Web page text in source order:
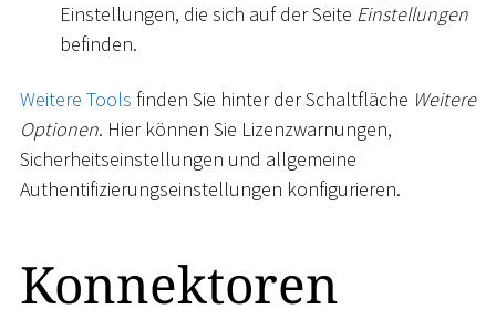
Einstellungen, die sich auf der Seite Einstellungen
befinden.
Weitere Tools finden Sie hinter der Schaltfläche Weitere
Optionen. Hier können Sie Lizenzwarnungen,
Sicherheitseinstellungen und allgemeine
Authentifizierungseinstellungen konfigurieren.
Konnektoren